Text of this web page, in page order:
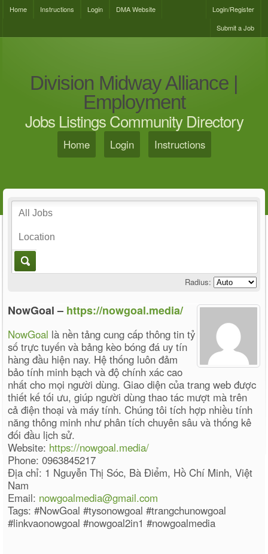
Home Instructions Login DMA Website
Login/Register
Submit a Job
Division Midway Alliance |
Employment
Jobs Listings Community Directory
Home Login Instructions
Radius:
NowGoal – https://nowgoal.media/
NowGoal là nền tảng cung cấp thông tin tỷ
số trực tuyến và bảng kèo bóng đá uy tín
hàng đầu hiện nay. Hệ thống luôn đảm
bảo tính minh bạch và độ chính xác cao
nhất cho mọi người dùng. Giao diện của trang web được
thiết kế tối ưu, giúp người dùng thao tác mượt mà trên
cả điện thoại và máy tính. Chúng tôi tích hợp nhiều tính
năng thông minh như phân tích chuyên sâu và thống kê
đối đầu lịch sử.
Website: https://nowgoal.media/
Phone: 0963845217
Địa chỉ: 1 Nguyễn Thị Sóc, Bà Điểm, Hồ Chí Minh, Việt
Nam
Email: nowgoalmedia@gmail.com
Tags: #NowGoal #tysonowgoal #trangchunowgoal
#linkvaonowgoal #nowgoal2in1 #nowgoalmedia